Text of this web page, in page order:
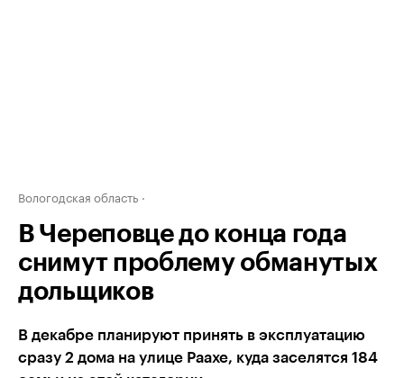
Вологодская область
В Череповце до конца года
снимут проблему обманутых
дольщиков
В декабре планируют принять в эксплуатацию
сразу 2 дома на улице Раахе, куда заселятся 184